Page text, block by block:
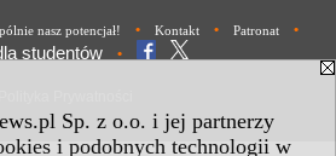
Sp. z o.o. i jej partnerzy
i podobnych technologii w
nasz potencjał! • Kontakt • Patronat •
studentów •